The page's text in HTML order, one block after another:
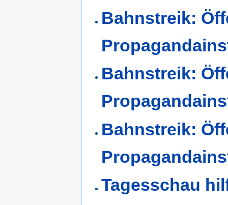
Bahnstreik:
Bahnstreik:
Bahnstreik:
Tagesschau